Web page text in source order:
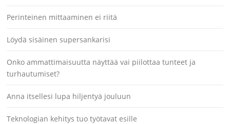
Perinteinen mittaaminen ei riitä
Löydä sisäinen supersankarisi
Onko ammattimaisuutta näyttää vai piilottaa tunteet ja
turhautumiset?
Anna itsellesi lupa hiljentyä jouluun
Teknologian kehitys tuo työtavat esille